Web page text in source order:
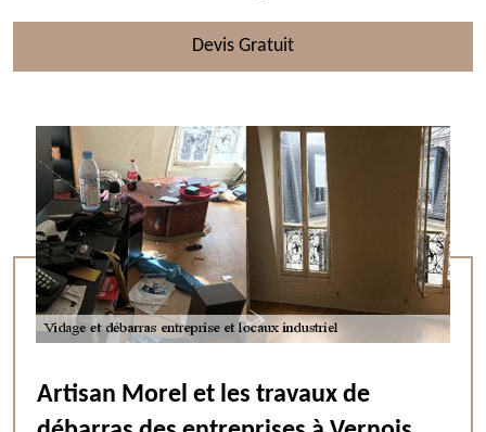
Devis Gratuit
Artisan Morel et les travaux de